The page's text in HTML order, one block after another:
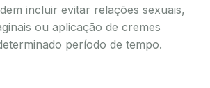
incluir evitar relações sexuais,
ou aplicação de cremes
período de tempo.